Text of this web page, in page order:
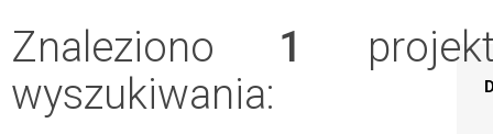
Znaleziono 1
wyszukiwania: